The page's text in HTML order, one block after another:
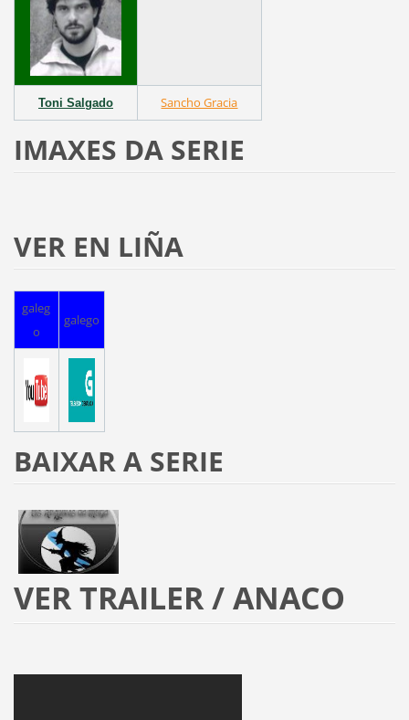
Toni Salgado Sancho Gracia
IMAXES DA SERIE
VER EN LIÑA
galeg
o
galego
BAIXAR A SERIE
VER TRAILER / ANACO